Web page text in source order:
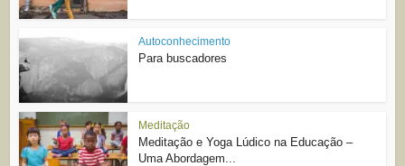
Autoconhecimento
Para buscadores
Meditação
Meditação e Yoga Lúdico na Educação –
Uma Abordagem...